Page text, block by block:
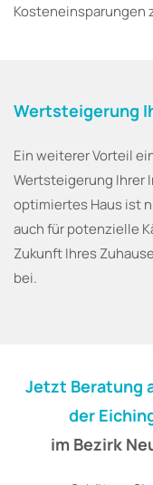
Kosteneinsparungen
Wertsteigerung
Ein weiterer Vorteil
Wertsteigerung Ihrer
optimiertes Haus ist
auch für potenzielle
Zukunft Ihres
bei.
Jetzt Beratung
der
im Bezirk